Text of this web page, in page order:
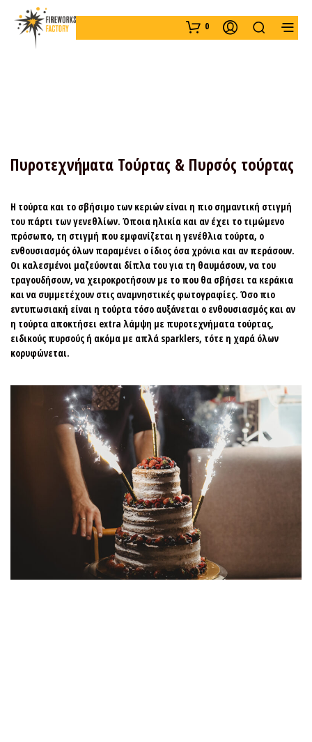
0
Πυροτεχνήματα Τούρτας & Πυρσός τούρτας
Η τούρτα και το σβήσιμο των κεριών είναι η πιο σημαντική στιγμή
του πάρτι των γενεθλίων. Όποια ηλικία και αν έχει το τιμώμενο
πρόσωπο, τη στιγμή που εμφανίζεται η γενέθλια τούρτα, ο
ενθουσιασμός όλων παραμένει ο ίδιος όσα χρόνια και αν περάσουν.
Οι καλεσμένοι μαζεύονται δίπλα του για τη θαυμάσουν, να του
τραγουδήσουν, να χειροκροτήσουν με το που θα σβήσει τα κεράκια
και να συμμετέχουν στις αναμνηστικές φωτογραφίες. Όσο πιο
εντυπωσιακή είναι η τούρτα τόσο αυξάνεται ο ενθουσιασμός και αν
η τούρτα αποκτήσει extra λάμψη με πυροτεχνήματα τούρτας,
ειδικούς πυρσούς ή ακόμα με απλά sparklers, τότε η χαρά όλων
κορυφώνεται.